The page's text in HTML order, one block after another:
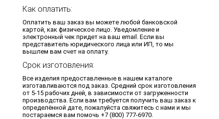
Как оплатить:
Оплатить ваш заказ вы можете любой банковской
картой, как физическое лицо. Уведомление и
электронный чек придет на ваш email. Если вы
представитель юридического лица или ИП, то мы
вышлем вам счет на оплату.
Срок изготовления:
Все изделия предоставленные в нашем каталоге
изготавливаются под заказ. Средний срок изготовления
от 5-15 рабочих дней, в зависимости от загруженности
производства. Если вам требуется получить ваш заказ к
определённой дате, пожалуйста свяжитесь с нами и мы
постараемся вам помочь +7 (800) 777-6970.